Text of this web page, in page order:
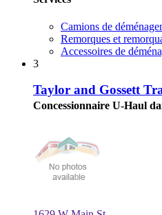
Camions de
Remorques et
Accessoires de
3
Taylor and Gossett
Concessionnaire U-Haul